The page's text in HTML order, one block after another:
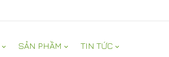
SẢN PHẦM TIN TỨC